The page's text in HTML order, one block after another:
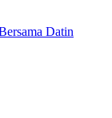
Datin